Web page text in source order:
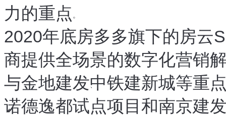
力的重点 。
2020年底 ，房多多旗下的房云
商提供全场景的数字化营销
与金地、
建发、
中铁建 、
新城等重
诺德逸都试点项目和南京建